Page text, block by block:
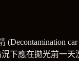
(Decontamination
況下應在拋光前一